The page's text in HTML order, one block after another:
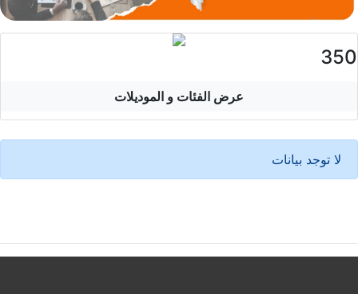
350
عرض الفئات و الموديلات
لا توجد بيانات